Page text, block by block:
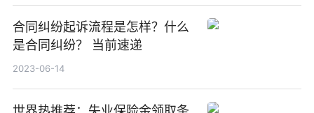
合同纠纷起诉流程是怎样？什么
是合同纠纷？ 当前速递
2023-06-14